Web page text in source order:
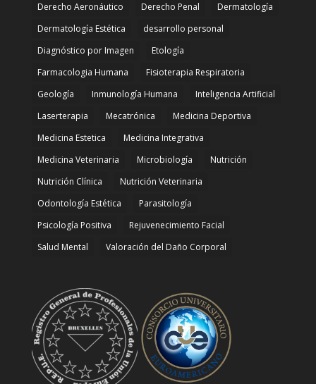
Derecho Aeronáutico
Derecho Penal
Dermatología
Dermatología Estética
desarrollo personal
Diagnóstico por Imagen
Etología
Farmacologia Humana
Fisioterapia Respiratoria
Geología
Inmunología Humana
Inteligencia Artificial
Laserterapia
Mecatrónica
Medicina Deportiva
Medicina Estetica
Medicina Integrativa
Medicina Veterinaria
Microbiología
Nutrición
Nutrición Clínica
Nutrición Veterinaria
Odontología Estética
Parasitología
Psicología Positiva
Rejuvenecimiento Facial
Salud Mental
Valoración del Daño Corporal